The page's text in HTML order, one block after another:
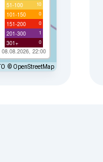
51-100 10
101-150 0
151-200 0
201-300 1
301+ 0
08.08.2026, 22:00
© OpenStreetMap